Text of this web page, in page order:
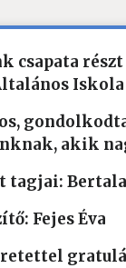
csapata
akik
tagjai:
Fejes Éva